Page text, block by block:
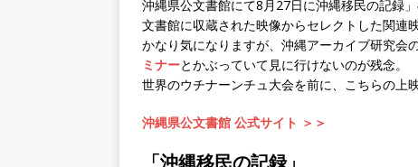
沖縄県公文書館にて8月27日に沖縄移民の記録
文書館に収蔵された映像からセレクトした関連
かなり気になりますが、沖縄アーカイブ研究会
ミナーとかぶっていて見に行けないのが残念。
世界のウチナーンチュ大会を前に、こちらの上
沖縄県公文書館 公式サイト ＞＞
「沖縄移民の記録」